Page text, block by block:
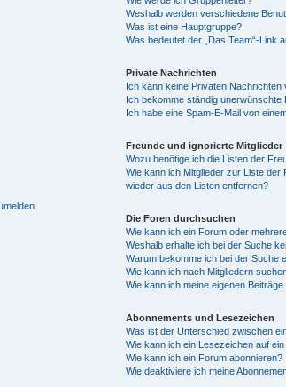
Weshalb werden verschiedene
Was ist eine Hauptgruppe?
Was bedeutet der „Das Team“-Link
Private Nachrichten
Ich kann keine Privaten Nachrichten
Ich bekomme ständig unerwünschte
Ich habe eine Spam-E-Mail von
Freunde und ignorierte Mitglieder
Wozu benötige ich die Listen der
Wie kann ich Mitglieder zur Liste
wieder aus den Listen entfernen?
Die Foren durchsuchen
Wie kann ich ein Forum oder
Weshalb erhalte ich bei der Suche
Warum bekomme ich bei der Suche
Wie kann ich nach Mitgliedern
Wie kann ich meine eigenen
Abonnements und Lesezeichen
Was ist der Unterschied zwischen
Wie kann ich ein Lesezeichen auf
Wie kann ich ein Forum abonnieren?
Wie deaktiviere ich meine